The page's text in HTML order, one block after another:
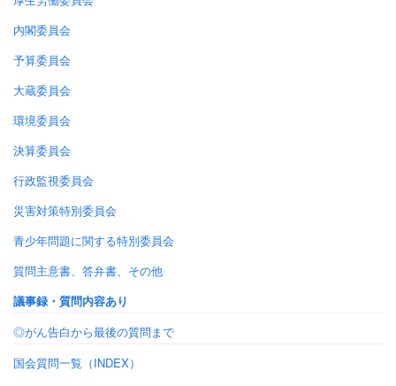
内閣委員会
予算委員会
大蔵委員会
環境委員会
決算委員会
行政監視委員会
災害対策特別委員会
青少年問題に関する特別委員会
質問主意書、答弁書、その他
議事録・質問内容あり
◎がん告白から最後の質問まで
国会質問一覧（INDEX）